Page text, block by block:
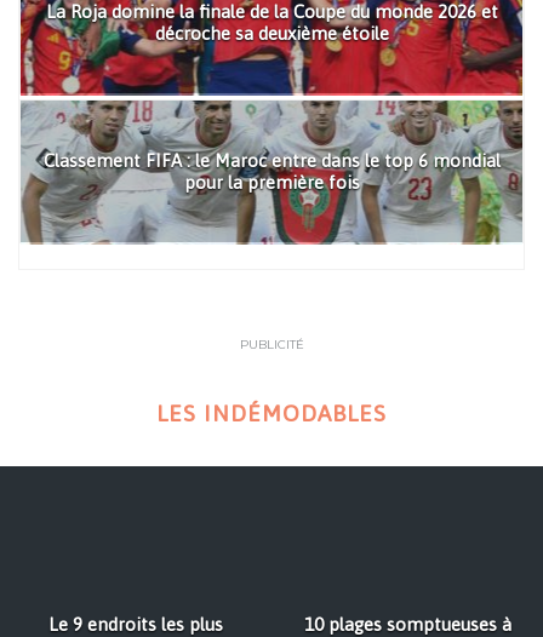
La Roja domine la finale de la Coupe du monde 2026 et
décroche sa deuxième étoile
Classement FIFA : le Maroc entre dans le top 6 mondial
pour la première fois
PUBLICITÉ
LES INDÉMODABLES
Le 9 endroits les plus
10 plages somptueuses à